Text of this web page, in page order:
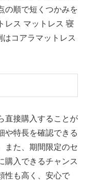
順で短くつかみを
レス マットレス 寝
はコアラマットレス
直接購入することが
や特長を確認できる
また、期間限定のセ
購入できるチャンス
性も高く、安心で